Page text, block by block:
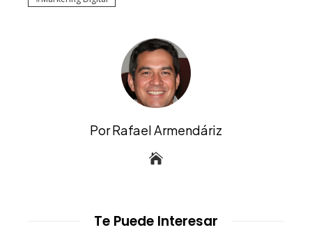
Por Rafael Armendáriz
Te Puede Interesar